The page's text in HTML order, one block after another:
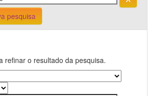
pesquisa
refinar o resultado da pesquisa.